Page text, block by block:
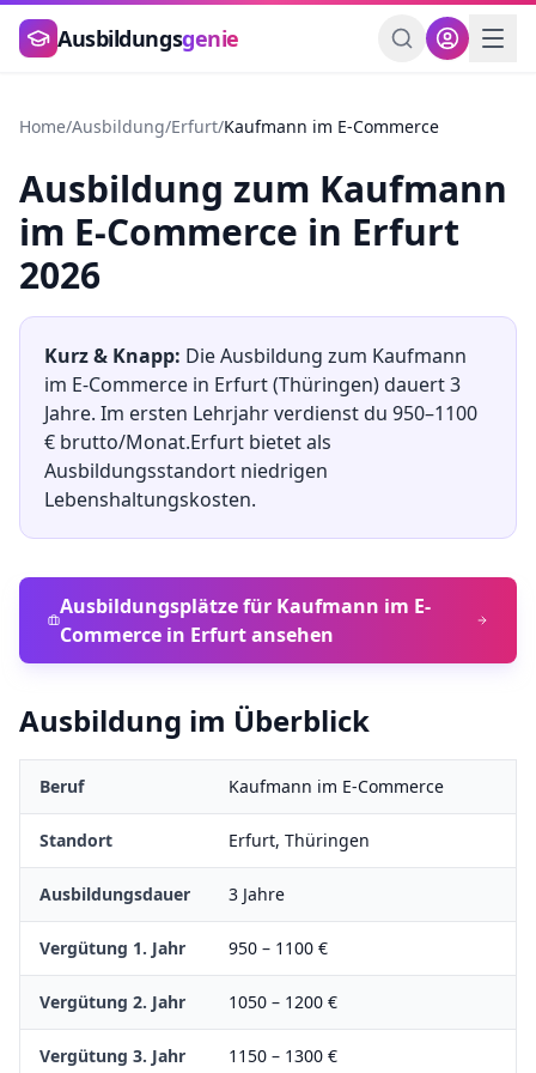
Zum Hauptinhalt springen
Ausbildungsgenie
Home/Ausbildung/Erfurt/Kaufmann im E-Commerce
Ausbildung zum Kaufmann
im E-Commerce in Erfurt
2026
Kurz & Knapp: Die Ausbildung zum Kaufmann
im E-Commerce in Erfurt(Thüringen) dauert3
Jahre. Im ersten Lehrjahr verdienst du 950–1100
€ brutto/Monat.Erfurt bietet als
Ausbildungsstandort niedrigen
Lebenshaltungskosten.
Ausbildungsplätze für Kaufmann im E-
Commerce in Erfurtansehen
Ausbildung im Überblick
Beruf Kaufmann im E-Commerce
Standort Erfurt, Thüringen
Ausbildungsdauer 3 Jahre
Vergütung 1. Jahr 950 – 1100 €
Vergütung 2. Jahr 1050 – 1200 €
Vergütung 3. Jahr 1150 – 1300 €